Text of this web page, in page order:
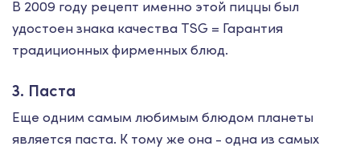
В 2009 году рецепт именно этой пиццы был
удостоен знака качества TSG = Гарантия
традиционных фирменных блюд.
3. Паста
Еще одним самым любимым блюдом планеты
является паста. К тому же она - одна из самых